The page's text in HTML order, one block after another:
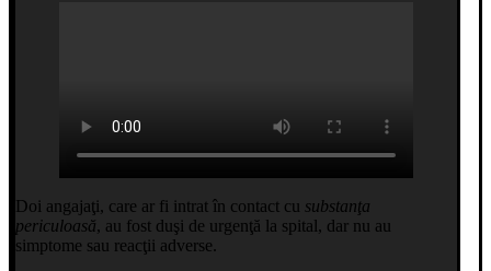
Doi angajaţi, care ar fi intrat în contact cu substanţa
periculoasă, au fost duşi de urgenţă la spital, dar nu au
simptome sau reacţii adverse.